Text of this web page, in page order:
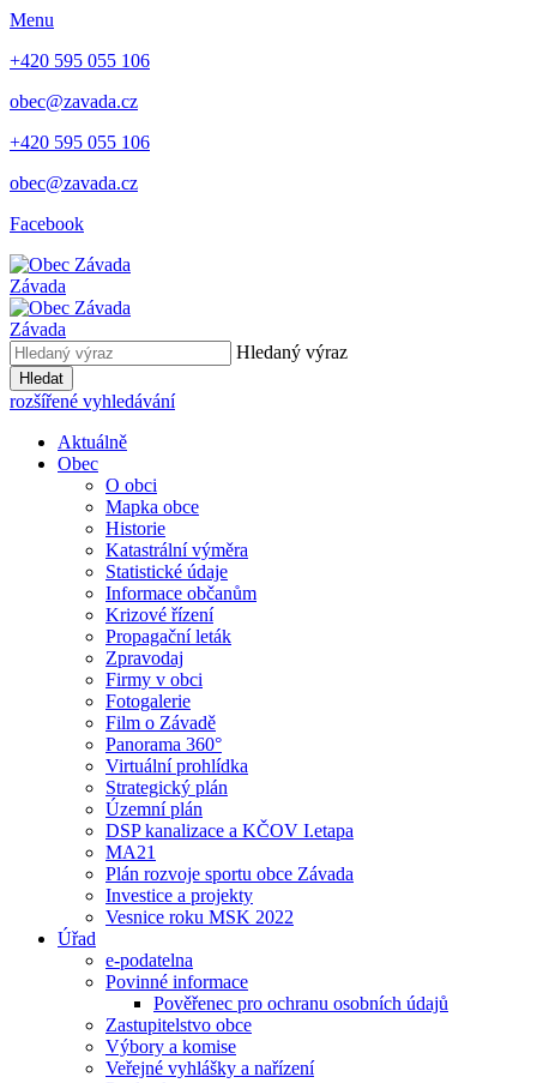
Menu
+420 595 055 106
obec@zavada.cz
+420 595 055 106
obec@zavada.cz
Facebook
Závada
Závada
Hledaný výraz
Hledat
rozšířené vyhledávání
Aktuálně
Obec
O obci
Mapka obce
Historie
Katastrální výměra
Statistické údaje
Informace občanům
Krizové řízení
Propagační leták
Zpravodaj
Firmy v obci
Fotogalerie
Film o Závadě
Panorama 360°
Virtuální prohlídka
Strategický plán
Územní plán
DSP kanalizace a KČOV I.etapa
MA21
Plán rozvoje sportu obce Závada
Investice a projekty
Vesnice roku MSK 2022
Úřad
e-podatelna
Povinné informace
Pověřenec pro ochranu osobních údajů
Zastupitelstvo obce
Výbory a komise
Veřejné vyhlášky a nařízení